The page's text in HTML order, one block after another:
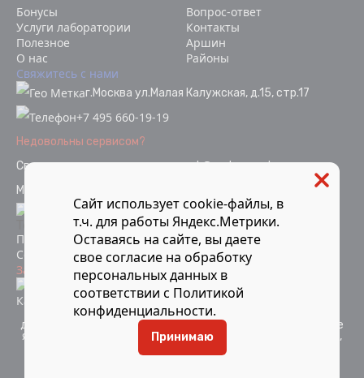
Бонусы
Услуги лаборатории
Полезное
О нас
Вопрос-ответ
Контакты
Аршин
Районы
Свяжитесь с нами
г.Москва ул.Малая Калужская, д.15, стр.17
+7 495 660-19-19
Недовольны сервисом?
Связаться с отделом качестваok@vodopoverka.ru
Мы в социальных сетях:
Политика конфиденциальности
Согласие на обработку персональных данных
Защита от мошенников
Информация об аккредитации
Карта сайта
Компания Мосметрология © 2021-2026 Все материалы
данного сайта являются объектами авторского права и не
являются публичной офертой. Запрещается копирование,
распространение (в том числе путем копирования на
другие сайты и ресурсы в Интернете) или любое иное
Сайт использует cookie-файлы, в
т.ч. для работы Яндекс.Метрики.
Оставаясь на сайте, вы даете
своесогласие на обработку
персональных данных в
соответствии с Политикой
конфиденциальности.
Принимаю